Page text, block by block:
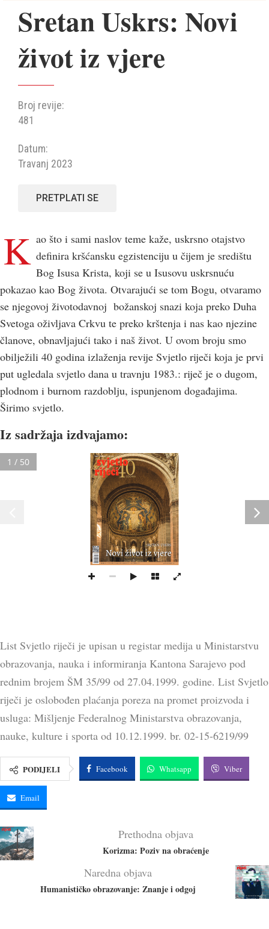
Sretan Uskrs: Novi
život iz vjere
Broj revije:
481
Datum:
Travanj 2023
PRETPLATI SE
K ao što i sami naslov teme kaže, uskrsno otajstvo
definira kršćansku egzistenciju u čijem je središtu
Bog Isusa Krista, koji se u Isusovu uskrsnuću
pokazao kao Bog života. Otvarajući se tom Bogu, otvaramo
se njegovoj životodavnoj božanskoj snazi koja preko Duha
Svetoga oživljava Crkvu te preko krštenja i nas kao njezine
članove, obnavljajući tako i naš život. U ovom broju smo
obilježili 40 godina izlaženja revije Svjetlo riječi koja je prvi
put ugledala svjetlo dana u travnju 1983.: riječ je o dugom,
plodnom i burnom razdoblju, ispunjenom događajima.
Širimo svjetlo.
Iz sadržaja izdvajamo:
• društvo • kultura
Godina XLI. ◆ broj 481 ◆ Sarajevo, travanj 2023. ◆ cijena 4 KM (2,5 €) www.svjetlorijeci.ba
SRETAN USKRS
Novi život iz vjere
1 / 50
List Svjetlo riječi je upisan u registar medija u Ministarstvu
obrazovanja, nauka i informiranja Kantona Sarajevo pod
rednim brojem ŠM 35/99 od 27.04.1999. godine. List Svjetlo
riječi je oslobođen plaćanja poreza na promet proizvoda i
usluga: Mišljenje Federalnog Ministarstva obrazovanja,
nauke, kulture i sporta od 10.12.1999. br. 02-15-6219/99
PODIJELI Facebook Whatsapp Viber
Email
Prethodna objava
Korizma: Poziv na obraćenje
Naredna objava
Humanističko obrazovanje: Znanje i odgoj